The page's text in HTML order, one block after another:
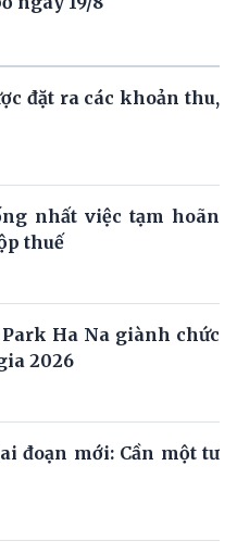
đặt ra các khoản thu,
nhất việc tạm hoãn
thuế
Ha Na giành chức
2026
đoạn mới: Cần một tư